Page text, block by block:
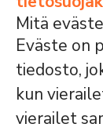
Mitä
Eväste on
tiedosto,
kun
vierailet